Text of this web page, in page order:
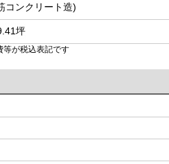
コンクリート造)
坪
が税込表記です